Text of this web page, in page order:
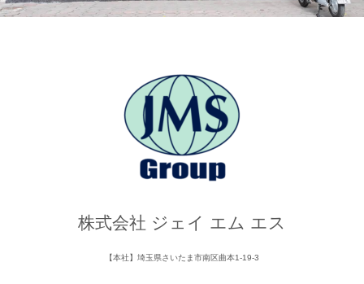
株式会社 ジェイ エム エス
【本社】埼玉県さいたま市南区曲本1-19-3